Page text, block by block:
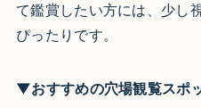
て鑑賞したい方には、少し
ぴったりです。
▼おすすめの穴場観覧スポ